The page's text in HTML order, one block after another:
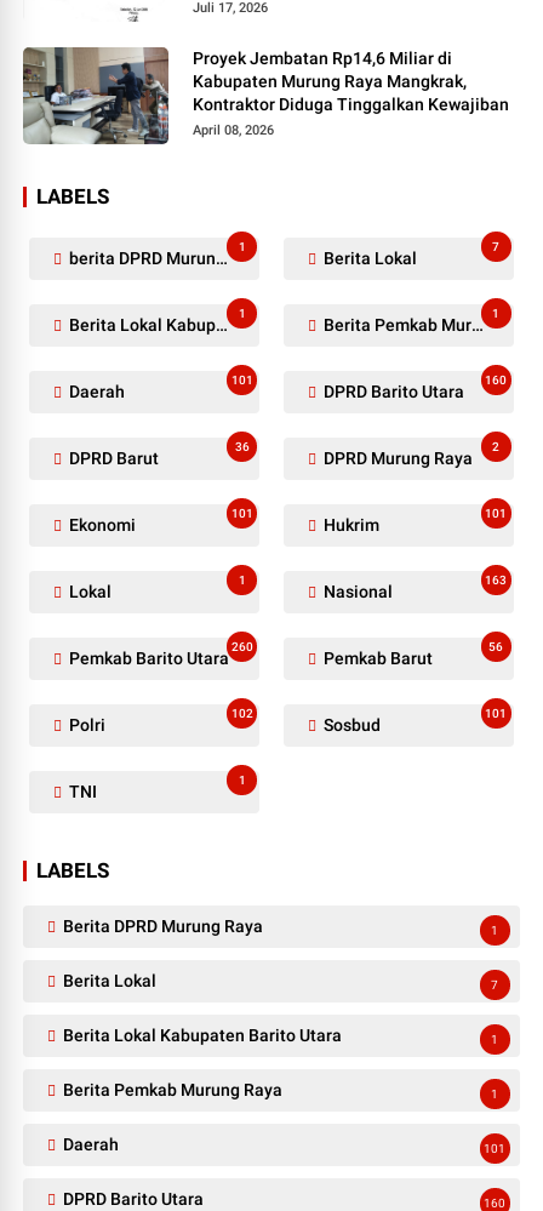
Juli 17, 2026
Proyek Jembatan Rp14,6 Miliar di
Kabupaten Murung Raya Mangkrak,
Kontraktor Diduga Tinggalkan Kewajiban
April 08, 2026
LABELS
berita DPRD Murung Raya
1
Berita Lokal
7
Berita Lokal Kabupaten Barito Utara
1
Berita Pemkab Murung Raya
1
Daerah
101
DPRD Barito Utara
160
DPRD Barut
36
DPRD Murung Raya
2
Ekonomi
101
Hukrim
101
Lokal
1
Nasional
163
Pemkab Barito Utara
260
Pemkab Barut
56
Polri
102
Sosbud
101
TNI
1
LABELS
Berita DPRD Murung Raya 1
Berita Lokal 7
Berita Lokal Kabupaten Barito Utara 1
Berita Pemkab Murung Raya 1
Daerah 101
DPRD Barito Utara 160